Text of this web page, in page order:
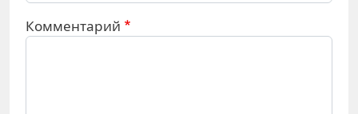
Комментарий